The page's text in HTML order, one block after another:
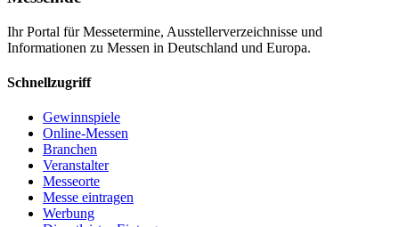
Ihr Portal für Messetermine, Ausstellerverzeichnisse und
Informationen zu Messen in Deutschland und Europa.
Schnellzugriff
Gewinnspiele
Online-Messen
Branchen
Veranstalter
Messeorte
Messe eintragen
Werbung